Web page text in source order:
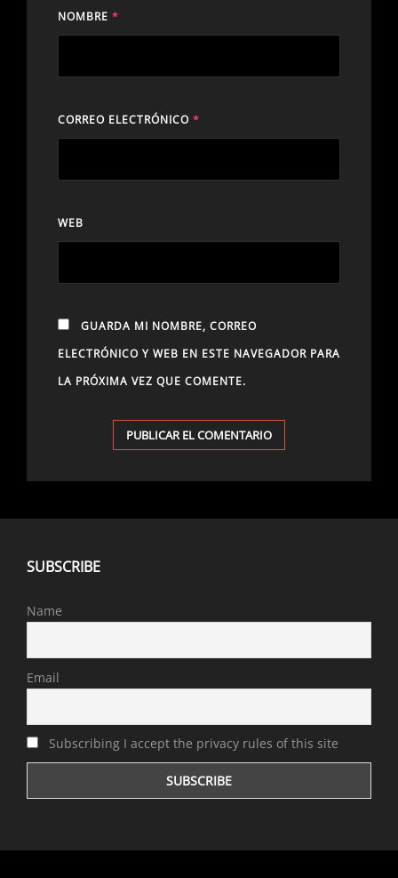
NOMBRE *
CORREO ELECTRÓNICO *
WEB
GUARDA MI NOMBRE, CORREO
ELECTRÓNICO Y WEB EN ESTE NAVEGADOR PARA
LA PRÓXIMA VEZ QUE COMENTE.
SUBSCRIBE
Name
Email
Subscribing I accept the privacy rules of this site